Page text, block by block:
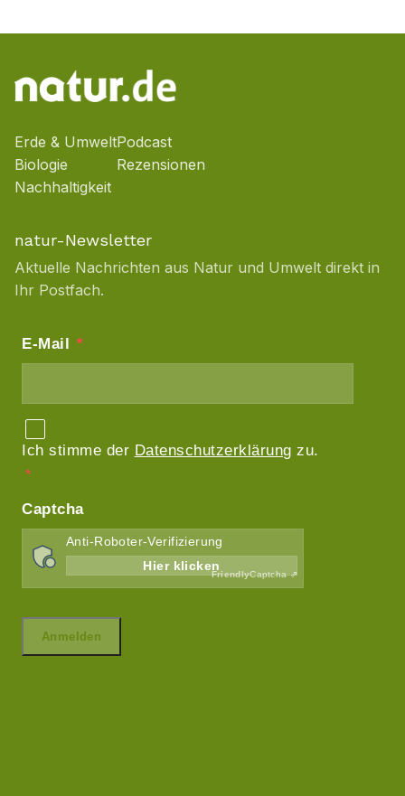
Erde & Umwelt
Biologie
Nachhaltigkeit
Podcast
Rezensionen
natur-Newsletter
Aktuelle Nachrichten aus Natur und Umwelt direkt in
Ihr Postfach.